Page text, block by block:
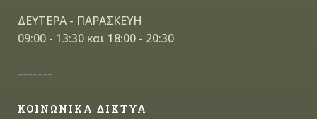
ΔΕΥΤΕΡΑ - ΠΑΡΑΣΚΕΥΗ
09:00 - 13:30 και 18:00 - 20:30
-------
ΚΟΙΝΩΝΙΚΑ ΔΙΚΤΥΑ